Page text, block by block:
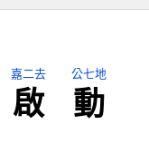
嘉二去
啟
公七地
動